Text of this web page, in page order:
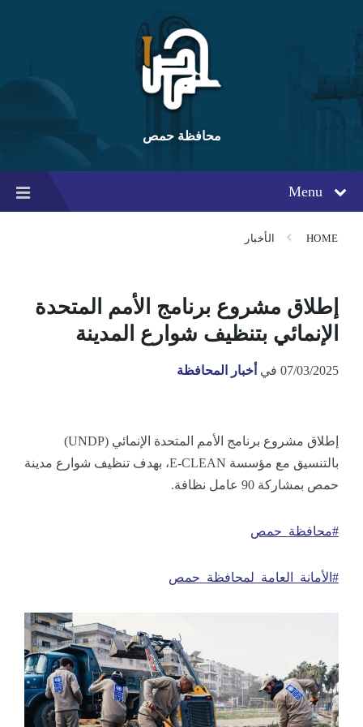
content
main
navigation
footer
محافظة حمص
Menu
HOME الأخبار
إطلاق مشروع برنامج الأمم المتحدة
الإنمائي بتنظيف شوارع المدينة
07/03/2025 في أخبار المحافظة
إطلاق مشروع برنامج الأمم المتحدة الإنمائي (UNDP)
بالتنسيق مع مؤسسة E-CLEAN، بهدف تنظيف شوارع مدينة
حمص بمشاركة 90 عامل نظافة.
#محافظة_حمص
#الأمانة_العامة_لمحافظة_حمص